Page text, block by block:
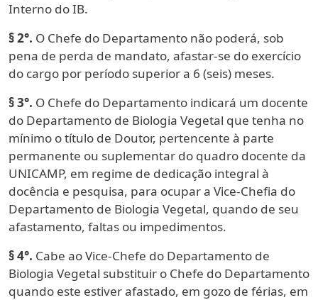
Interno do IB.
§ 2°. O Chefe do Departamento não poderá, sob
pena de perda de mandato, afastar-se do exercício
do cargo por período superior a 6 (seis) meses.
§ 3°. O Chefe do Departamento indicará um docente
do Departamento de Biologia Vegetal que tenha no
mínimo o título de Doutor, pertencente à parte
permanente ou suplementar do quadro docente da
UNICAMP, em regime de dedicação integral à
docência e pesquisa, para ocupar a Vice-Chefia do
Departamento de Biologia Vegetal, quando de seu
afastamento, faltas ou impedimentos.
§ 4°. Cabe ao Vice-Chefe do Departamento de
Biologia Vegetal substituir o Chefe do Departamento
quando este estiver afastado, em gozo de férias, em